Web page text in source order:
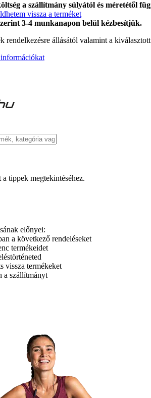
a szállítmány súlyától és méretétől
vissza a terméket
3-4 munkanapon belül kézbesítjük.
rendelkezésre állásától valamint a
tippek megtekintéséhez.
előnyei:
a következő rendeléseket
termékeidet
vissza termékeket
a szállítmányt